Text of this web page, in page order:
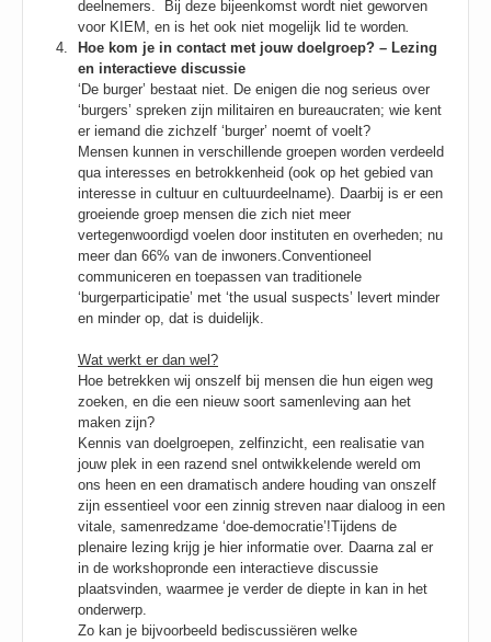
deelnemers. Bij deze bijeenkomst wordt niet geworven
voor KIEM, en is het ook niet mogelijk lid te worden.
Hoe kom je in contact met jouw doelgroep? – Lezing
en interactieve discussie
‘De burger’ bestaat niet. De enigen die nog serieus over
‘burgers’ spreken zijn militairen en bureaucraten; wie kent
er iemand die zichzelf ‘burger’ noemt of voelt?
Mensen kunnen in verschillende groepen worden verdeeld
qua interesses en betrokkenheid (ook op het gebied van
interesse in cultuur en cultuurdeelname). Daarbij is er een
groeiende groep mensen die zich niet meer
vertegenwoordigd voelen door instituten en overheden; nu
meer dan 66% van de inwoners.Conventioneel
communiceren en toepassen van traditionele
‘burgerparticipatie’ met ‘the usual suspects’ levert minder
en minder op, dat is duidelijk.
Wat werkt er dan wel?
Hoe betrekken wij onszelf bij mensen die hun eigen weg
zoeken, en die een nieuw soort samenleving aan het
maken zijn?
Kennis van doelgroepen, zelfinzicht, een realisatie van
jouw plek in een razend snel ontwikkelende wereld om
ons heen en een dramatisch andere houding van onszelf
zijn essentieel voor een zinnig streven naar dialoog in een
vitale, samenredzame ‘doe-democratie’!Tijdens de
plenaire lezing krijg je hier informatie over. Daarna zal er
in de workshopronde een interactieve discussie
plaatsvinden, waarmee je verder de diepte in kan in het
onderwerp.
Zo kan je bijvoorbeeld bediscussiëren welke